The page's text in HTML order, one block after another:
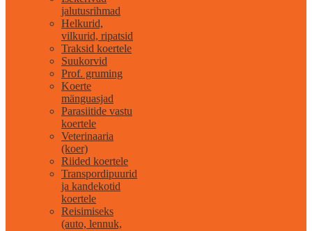
jalutusrihmad
Helkurid,
vilkurid, ripatsid
Traksid koertele
Suukorvid
Prof. gruming
Koerte
mänguasjad
Parasiitide vastu
koertele
Veterinaaria
(koer)
Riided koertele
Transpordipuurid
ja kandekotid
koertele
Reisimiseks
(auto, lennuk,